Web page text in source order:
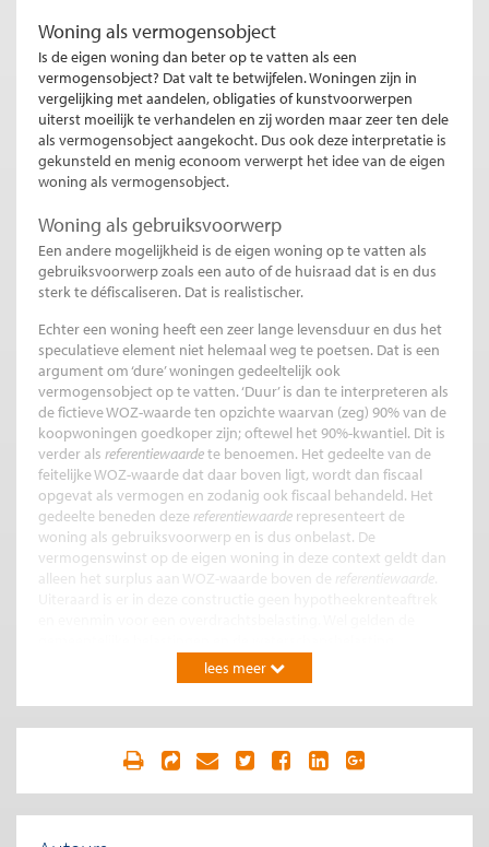
Woning als vermogensobject
Is de eigen woning dan beter op te vatten als een
vermogensobject? Dat valt te betwijfelen. Woningen zijn in
vergelijking met aandelen, obligaties of kunstvoorwerpen
uiterst moeilijk te verhandelen en zij worden maar zeer ten dele
als vermogensobject aangekocht. Dus ook deze interpretatie is
gekunsteld en menig econoom verwerpt het idee van de eigen
woning als vermogensobject.
Woning als gebruiksvoorwerp
Een andere mogelijkheid is de eigen woning op te vatten als
gebruiksvoorwerp zoals een auto of de huisraad dat is en dus
sterk te défiscaliseren. Dat is realistischer.
Echter een woning heeft een zeer lange levensduur en dus het
speculatieve element niet helemaal weg te poetsen. Dat is een
argument om ‘dure’ woningen gedeeltelijk ook
vermogensobject op te vatten. ‘Duur’ is dan te interpreteren als
de fictieve WOZ-waarde ten opzichte waarvan (zeg) 90% van de
koopwoningen goedkoper zijn; oftewel het 90%-kwantiel. Dit is
verder als referentiewaardete benoemen. Het gedeelte van de
feitelijke WOZ-waarde dat daar boven ligt, wordt dan fiscaal
opgevat als vermogen en zodanig ook fiscaal behandeld. Het
gedeelte beneden deze referentiewaarde representeert de
woning als gebruiksvoorwerp en is dus onbelast. De
vermogenswinst op de eigen woning in deze context geldt dan
alleen het surplus aan WOZ-waarde boven de referentiewaarde
Is dit sociaal? Zeer zeker. Jongeren beginnen met weinig
vermogen en zullen in eerste instantie ‘goedkopere’ huizen
bewonen; dus fiscaal onbelast. Resultaat: een realistischer
opvatting van het gebruik van de eigen woning, terwijl
bewoners van bescheiden woningen fiscaal in de luwte blijven.
De fictieve WOZ-waarde kan in samenhang met de belasting op
lees meer